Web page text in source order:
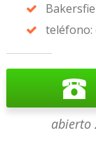
teléfono:
abierto